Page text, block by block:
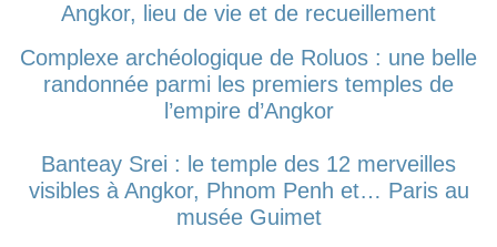
Angkor, lieu de vie et de recueillement
Complexe archéologique de Roluos : une belle
randonnée parmi les premiers temples de
l’empire d’Angkor
Banteay Srei : le temple des 12 merveilles
visibles à Angkor, Phnom Penh et… Paris au
musée Guimet